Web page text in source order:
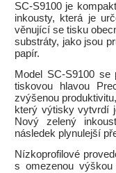
SC-S9100 je
inkousty, která je
věnující se tisku
substráty, jako jsou
papír.
Model SC-S9100 se
tiskovou hlavou
zvýšenou
který výtisky vytvrdí
Nový zelený
následek plynulejší
Nízkoprofilové
s omezenou